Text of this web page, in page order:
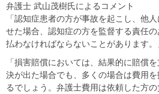
弁護士 武山茂樹氏によるコメント
「認知症患者の方が事故を起こし、他
せた場合、認知症の方を監督する責任
払わなければならないことがあります。
「損害賠償においては、結果的に賠償
決が出た場合でも、多くの場合は費用
るでしょう。弁護士費用は依頼した方